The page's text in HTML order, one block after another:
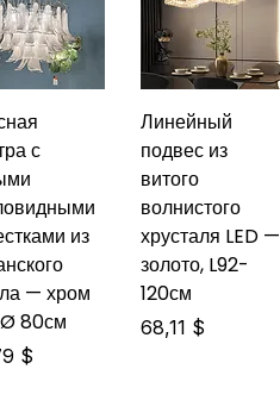
с
из
— хром
Ø 80см
$
Линейный
подвес из
витого
волнистого
хрусталя LED —
золото, L92-
120см
Цена
68,11 $